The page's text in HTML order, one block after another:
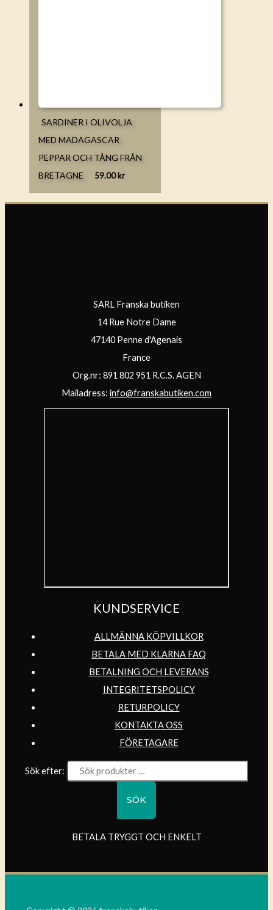
SARDINER I OLIVOLJA
MED MADAGASCAR
PEPPAR OCH TÅNG FRÅN
BRETAGNE
59.00kr
SARL Franska butiken
14 Rue Notre Dame
47140 Penne d'Agenais
France
Org.nr: 891 802 951 R.C.S. AGEN
Mailadress: info@franskabutiken.com
KUNDSERVICE
ALLMÄNNA KÖPVILLKOR
BETALA MED KLARNA FAQ
BETALNING OCH LEVERANS
INTEGRITETSPOLICY
RETURPOLICY
KONTAKTA OSS
FÖRETAGARE
Sök efter:
SÖK
BETALA TRYGGT OCH ENKELT